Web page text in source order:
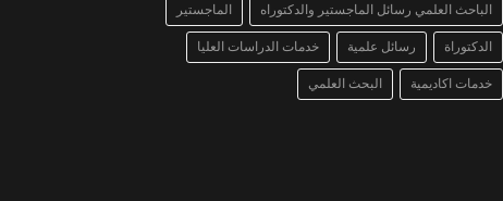
الباحث العلمي رسائل الماجستير والدكتوراه الماجستير
الدكتوراة رسائل علمية خدمات الدراسات العليا
خدمات اكاديمية البحث العلمي